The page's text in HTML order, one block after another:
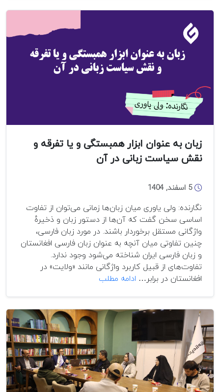
«فرگرد»
زبان به عنوان ابزار همبستگی و یا تفرقه و
نقش سیاست زبانی در آن
5 اسفند, 1404
نگارنده: ولی یاوری میان زبان‌ها زمانی می‌توان از تفاوت
اساسی سخن گفت که آن‌ها از دستور زبان و ذخیرهٔ
واژگانی مستقل برخوردار باشند. در مورد زبان فارسی،
چنین تفاوتی میان آنچه به عنوان زبان فارسی افغانستان
و زبان فارسی ایران شناخته می‌شود وجود ندارد.
تفاوت‌های از قبیل کاربرد واژگانی مانند «ولایت» در
افغانستان در برابر… ادامه مطلب
ابزار
همبستگی
و
یا
تفرقه
و
نقش